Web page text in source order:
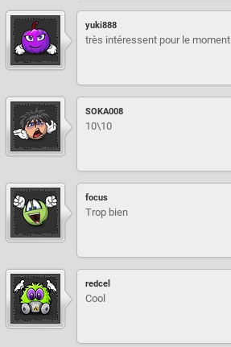
yuki888
très intéressent pour le moment
SOKA008
10\10
focus
Trop bien
redcel
Cool